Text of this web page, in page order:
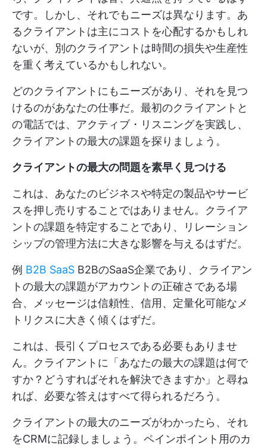
です。しかし、それでもニーズは異なります。あ
るクライアントは主にコストを心配するかもしれ
ないが、別のクライアントは時間の損失や生産性
を重く考えているかもしれない。
どのクライアントにもニーズがあり、それを見つ
けるのがあなたの仕事だ。最初のクライアントと
の電話では、アクティブ・リスニングを実践し、
クライアントの最大の課題を探りましょう。
クライアントの最大の問題を素早く見つける
これは、あなたのビジネスや特定の製品やサービ
スを押し売りすることではありません。クライア
ントの課題を特定することであり、リレーション
シップの管理方法に大きな影響を与えるはずだ。
例 B2B SaaS B2BのSaaS企業であり、クライアン
トの最大の課題がアカウントの正確さである場
合、メッセージは信頼性、信用、定量化可能なメ
トリクスに大きく傾くはずだ。
これは、長引くプロセスである必要もありませ
ん。クライアントに「あなたの最大の課題は何で
すか？どうすればそれを解決できますか」と尋ね
れば、必要な答えはすべて得られるだろう。
クライアントの最大のニーズがわかったら、それ
をCRMに記録しましょう。ペインポイント用のカ